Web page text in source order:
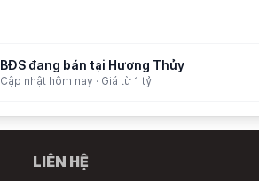
BĐS đang bán tại Hương Thủy
Cập nhật hôm nay · Giá từ 1 tỷ
LIÊN HỆ